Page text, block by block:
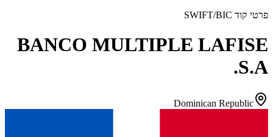
פרטי קוד SWIFT/BIC
BANCO MULTIPLE LAFISE
S.A.
Dominican Republic